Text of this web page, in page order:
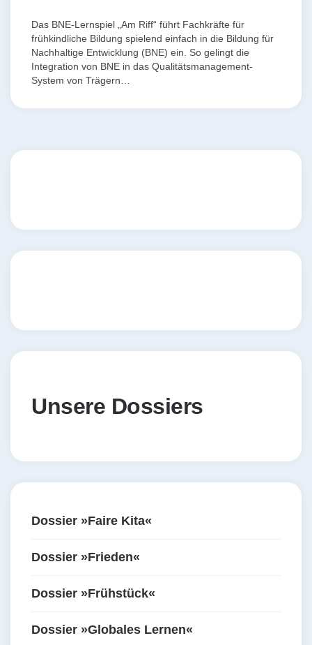
Das BNE-Lernspiel „Am Riff“ führt Fachkräfte für
frühkindliche Bildung spielend einfach in die Bildung für
Nachhaltige Entwicklung (BNE) ein. So gelingt die
Integration von BNE in das Qualitätsmanagement-
System von Trägern…
Unsere Dossiers
Dossier »Faire Kita«
Dossier »Frieden«
Dossier »Frühstück«
Dossier »Globales Lernen«